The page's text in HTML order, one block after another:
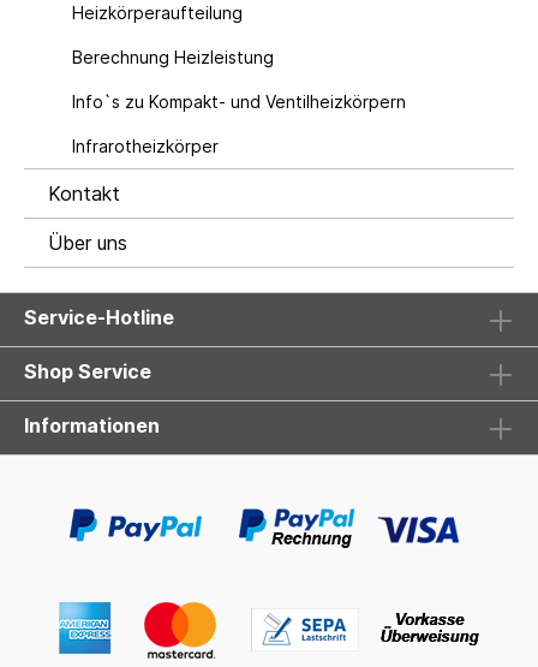
Heizkörperaufteilung
Berechnung Heizleistung
Info`s zu Kompakt- und Ventilheizkörpern
Infrarotheizkörper
Kontakt
Über uns
Service-Hotline
Shop Service
Informationen